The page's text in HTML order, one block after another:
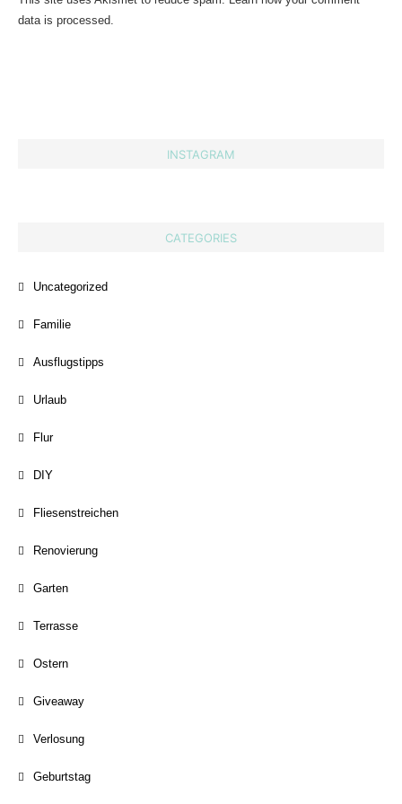
data is processed.
INSTAGRAM
CATEGORIES
Uncategorized
Familie
Ausflugstipps
Urlaub
Flur
DIY
Fliesenstreichen
Renovierung
Garten
Terrasse
Ostern
Giveaway
Verlosung
Geburtstag